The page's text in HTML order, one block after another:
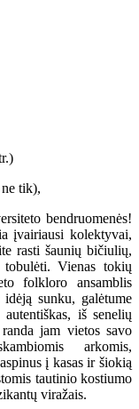
tik),
bendruomenės!
įvairiausi kolektyvai,
rasti šaunių bičiulių,
Vienas tokių
folkloro ansamblis
sunku, galėtume
iš senelių
jam vietos savo
arkomis,
į kasas ir šiokią
tautinio kostiumo
viražais.